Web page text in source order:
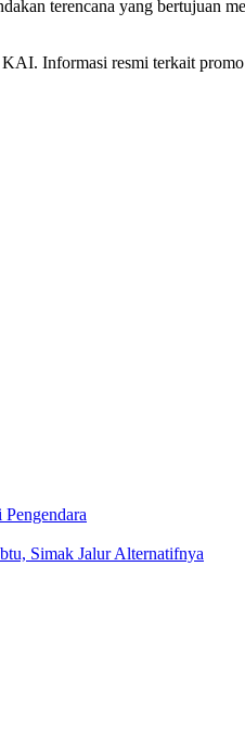
terencana yang bertujuan
Informasi resmi terkait
Simak Jalur Alternatifnya